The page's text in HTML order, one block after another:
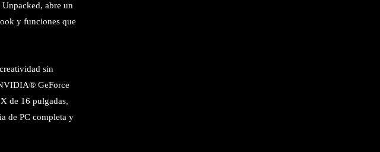
abre un
y funciones que
sin
GeForce
de 16 pulgadas,
de PC completa y